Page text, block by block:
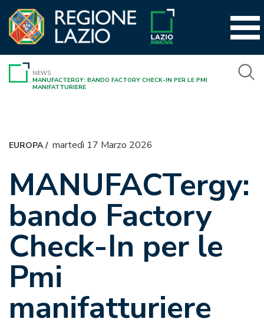
contenuto
NEWS
MANUFACTERGY: BANDO FACTORY CHECK-IN PER LE PMI
MANIFATTURIERE
EUROPA/ martedì 17 Marzo 2026
MANUFACTergy:
bando Factory
Check-In per le
Pmi
manifatturiere